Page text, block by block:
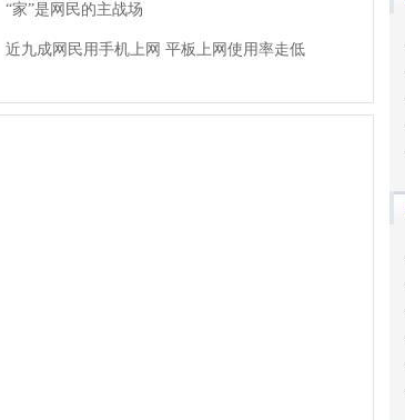
“家”是网民的主战场
近九成网民用手机上网 平板上网使用率走低